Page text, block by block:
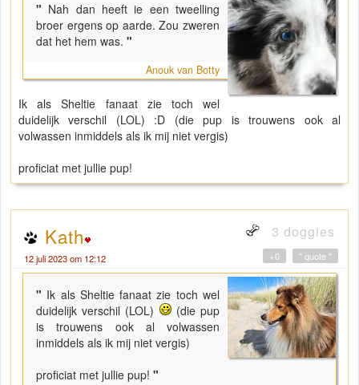
" Nah dan heeft ie een tweelling
broer ergens op aarde. Zou zweren
dat het hem was. "
Anouk van Botty
Ik als Sheltie fanaat zie toch wel
duidelijk verschil (LOL) :D (die pup is trouwens ook al
volwassen inmiddels als ik mij niet vergis)
proficiat met jullie pup!
Kath 3 doggies
12 juli 2023 om 12:12 " quote "
+0
" Ik als Sheltie fanaat zie toch wel
duidelijk verschil (LOL)
(die pup
is trouwens ook al volwassen
inmiddels als ik mij niet vergis)
proficiat met jullie pup! "